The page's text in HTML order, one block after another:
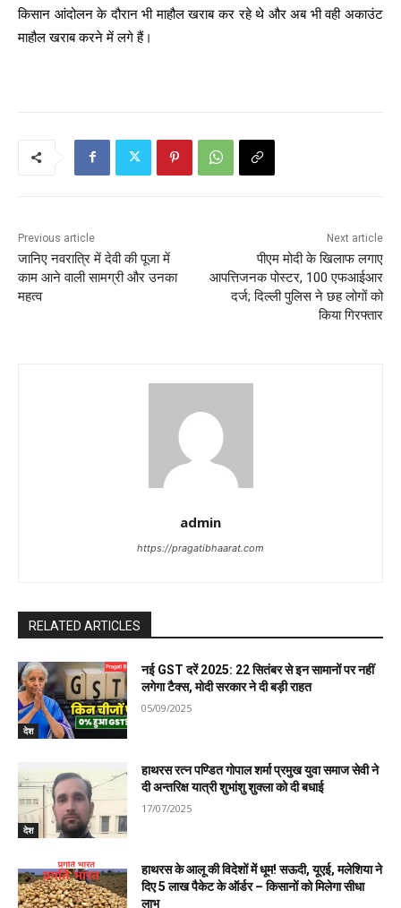
किसान आंदोलन के दौरान भी माहौल खराब कर रहे थे और अब भी वही अकाउंट
माहौल खराब करने में लगे हैं।
Previous article
जानिए नवरात्रि में देवी की पूजा में
काम आने वाली सामग्री और उनका
महत्व
Next article
पीएम मोदी के खिलाफ लगाए
आपत्तिजनक पोस्टर, 100 एफआईआर
दर्ज; दिल्ली पुलिस ने छह लोगों को
किया गिरफ्तार
admin
https://pragatibhaarat.com
RELATED ARTICLES
देश
नई GST दरें 2025: 22 सितंबर से इन सामानों पर नहीं
लगेगा टैक्स, मोदी सरकार ने दी बड़ी राहत
05/09/2025
देश
हाथरस रत्न पण्डित गोपाल शर्मा प्रमुख युवा समाज सेवी ने
दी अन्तरिक्ष यात्री शुभांशु शुक्ला को दी बधाई
17/07/2025
हाथरस के आलू की विदेशों में धूम! सऊदी, यूएई, मलेशिया ने
दिए 5 लाख पैकेट के ऑर्डर – किसानों को मिलेगा सीधा
लाभ